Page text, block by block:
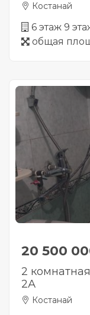
Костанай
6 этаж 9
общая
20 500
2
2А
Костанай